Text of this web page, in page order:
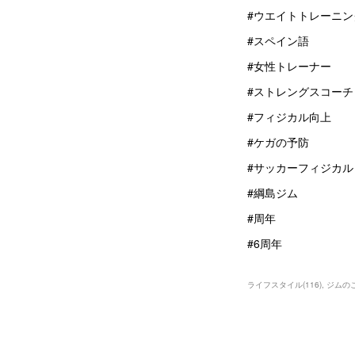
#ウエイトトレーニ
#スペイン語
#女性トレーナー
#ストレングスコーチ
#フィジカル向上
#ケガの予防
#サッカーフィジカル
#綱島ジム
#周年
#6周年
ライフスタイル(116) ジムの